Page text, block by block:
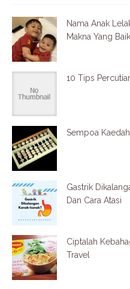
Nama Anak
Makna Yang Baik
10 Tips
Sempoa
Gastrik
Dan Cara Atasi
Ciptalah
Travel